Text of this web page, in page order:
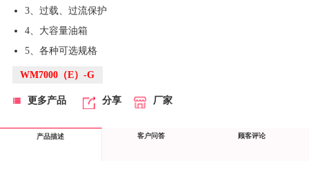
3、过载、过流保护
4、大容量油箱
5、各种可选规格
WM7000（E）-G
更多产品 分享 厂家
产品描述 客户问答 顾客评论